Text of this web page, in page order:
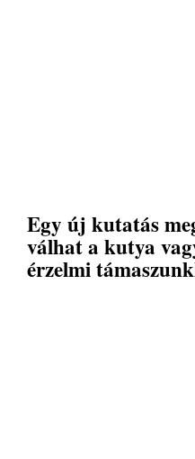
Egy új kutatás
válhat a kutya
érzelmi